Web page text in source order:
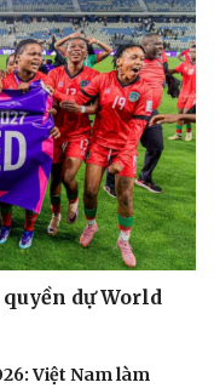
dự World
Việt Nam làm